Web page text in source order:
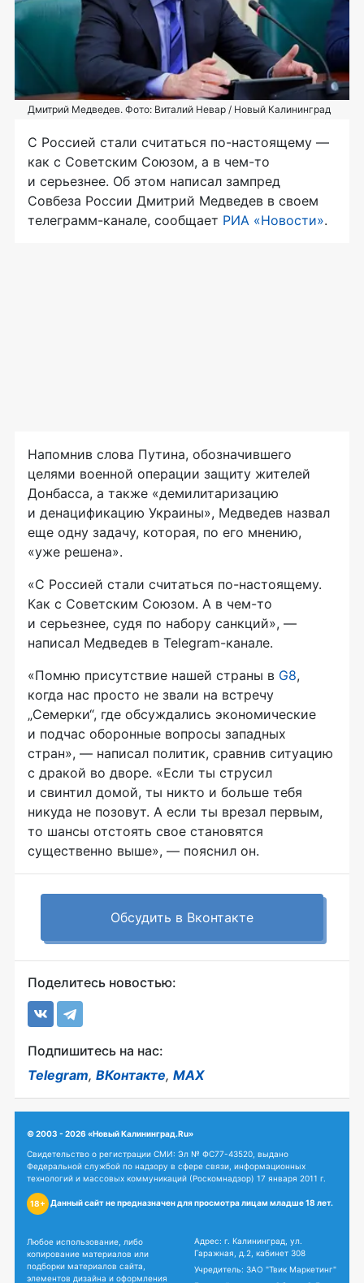
Дмитрий Медведев. Фото: Виталий Невар / Новый Калининград
С Россией стали считаться по-настоящему —
как с Советским Союзом, а в чем-то
и серьезнее. Об этом написал зампред
Совбеза России Дмитрий Медведев в своем
телеграмм-канале, сообщает РИА «Новости».
Напомнив слова Путина, обозначившего
целями военной операции защиту жителей
Донбасса, а также «демилитаризацию
и денацификацию Украины», Медведев назвал
еще одну задачу, которая, по его мнению,
«уже решена».
«С Россией стали считаться по-настоящему.
Как с Советским Союзом. А в чем-то
и серьезнее, судя по набору санкций», —
написал Медведев в Telegram-канале.
«Помню присутствие нашей страны в G8,
когда нас просто не звали на встречу
„Семерки“, где обсуждались экономические
и подчас оборонные вопросы западных
стран», — написал политик, сравнив ситуацию
с дракой во дворе. «Если ты струсил
и свинтил домой, ты никто и больше тебя
никуда не позовут. А если ты врезал первым,
то шансы отстоять свое становятся
существенно выше», — пояснил он.
Обсудить в Вконтакте
Поделитесь новостью:
Подпишитесь на нас:
Telegram, ВКонтакте, MAX
© 2003 - 2026 «Новый Калининград.Ru»
Свидетельство о регистрации СМИ: Эл № ФС77-43520, выдано
Федеральной службой по надзору в сфере связи, информационных
технологий и массовых коммуникаций (Роскомнадзор) 17 января 2011 г.
18+ Данный сайт не предназначен для просмотра лицам младше 18 лет.
Любое использование, либо
копирование материалов или
подборки материалов сайта,
элементов дизайна и оформления
Адрес: г. Калининград, ул.
Гаражная, д.2, кабинет 308
Учредитель: ЗАО "Твик Маркетинг"